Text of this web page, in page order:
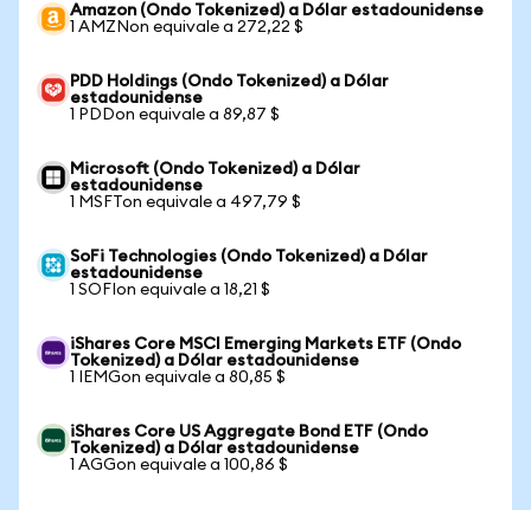
Amazon (Ondo Tokenized) a Dólar estadounidense
1 AMZNon equivale a 272,22 $
PDD Holdings (Ondo Tokenized) a Dólar
estadounidense
1 PDDon equivale a 89,87 $
Microsoft (Ondo Tokenized) a Dólar
estadounidense
1 MSFTon equivale a 497,79 $
SoFi Technologies (Ondo Tokenized) a Dólar
estadounidense
1 SOFIon equivale a 18,21 $
iShares Core MSCI Emerging Markets ETF (Ondo
Tokenized) a Dólar estadounidense
1 IEMGon equivale a 80,85 $
iShares Core US Aggregate Bond ETF (Ondo
Tokenized) a Dólar estadounidense
1 AGGon equivale a 100,86 $